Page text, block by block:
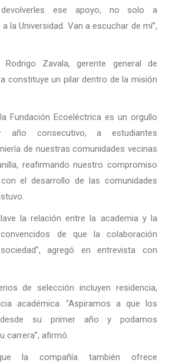
ese apoyo, no solo a
la Universidad. Van a escuchar de mí”,
Zavala, gerente general de
constituye un pilar dentro de la misión
Fundación Ecoeléctrica es un orgullo
año consecutivo, a estudiantes
de nuestras comunidades vecinas
reafirmando nuestro compromiso
el desarrollo de las comunidades
la relación entre la academia y la
de que la colaboración
agregó en entrevista con
de selección incluyen residencia,
académica. “Aspiramos a que los
su primer año y podamos
carrera”, afirmó.
la compañía también ofrece